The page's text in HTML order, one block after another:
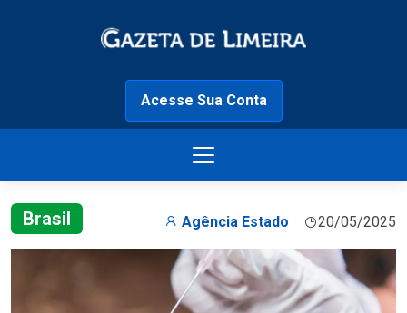
Acesse Sua Conta
Brasil Agência Estado 20/05/2025